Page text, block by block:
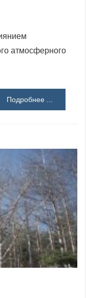
атмосферного
Подробнее ...